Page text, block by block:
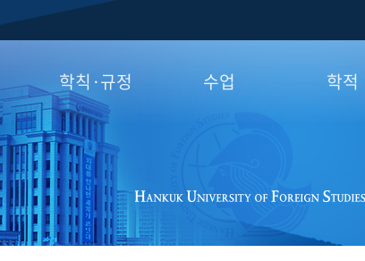
학칙·규정
학칙
학사행정규정
수업 학적